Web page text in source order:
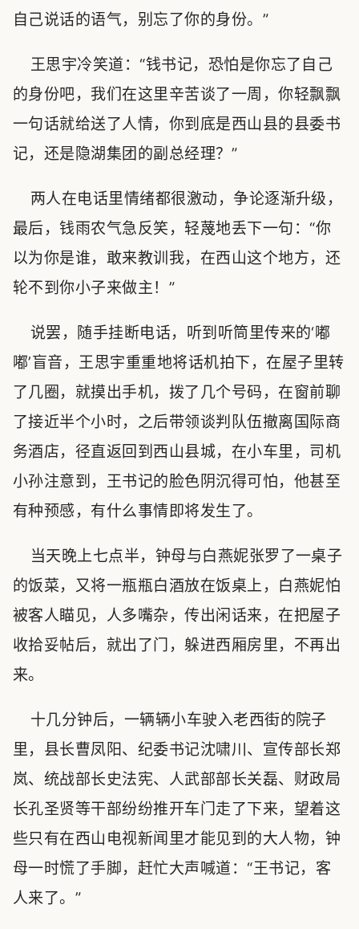
自己说话的语气，别忘了你的身份。”
王思宇冷笑道：“钱书记，恐怕是你忘了自己
的身份吧，我们在这里辛苦谈了一周，你轻飘飘
一句话就给送了人情，你到底是西山县的县委书
记，还是隐湖集团的副总经理？”
两人在电话里情绪都很激动，争论逐渐升级，
最后，钱雨农气急反笑，轻蔑地丢下一句：“你
以为你是谁，敢来教训我，在西山这个地方，还
轮不到你小子来做主！”
说罢，随手挂断电话，听到听筒里传来的‘嘟
嘟’盲音，王思宇重重地将话机拍下，在屋子里转
了几圈，就摸出手机，拨了几个号码，在窗前聊
了接近半个小时，之后带领谈判队伍撤离国际商
务酒店，径直返回到西山县城，在小车里，司机
小孙注意到，王书记的脸色阴沉得可怕，他甚至
有种预感，有什么事情即将发生了。
当天晚上七点半，钟母与白燕妮张罗了一桌子
的饭菜，又将一瓶瓶白酒放在饭桌上，白燕妮怕
被客人瞄见，人多嘴杂，传出闲话来，在把屋子
收拾妥帖后，就出了门，躲进西厢房里，不再出
来。
十几分钟后，一辆辆小车驶入老西街的院子
里，县长曹凤阳、纪委书记沈啸川、宣传部长郑
岚、统战部长史法宪、人武部部长关磊、财政局
长孔圣贤等干部纷纷推开车门走了下来，望着这
些只有在西山电视新闻里才能见到的大人物，钟
母一时慌了手脚，赶忙大声喊道：“王书记，客
人来了。”